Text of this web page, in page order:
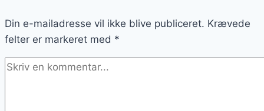
Din e-mailadresse vil ikke blive publiceret. Krævede
felter er markeret med *